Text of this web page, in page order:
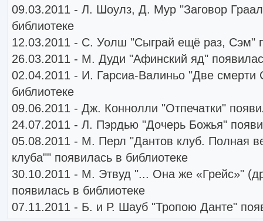
09.03.2011 - Л. Шоулз, Д. Мур "Заговор
библиотеке
12.03.2011 - С. Уолш "Сыграй ещё раз, Сэм"
26.03.2011 - М. Дуди "Афинский яд"
02.04.2011 - И. Гарсиа-Валиньо "Две смерти
библиотеке
09.06.2011 - Дж. Коннолли "Отпечатки"
24.07.2011 - Л. Пэрдью "Дочерь Божья"
05.08.2011 - М. Перл "Дантов клуб. Полная
клуба"" появилась в библиотеке
30.10.2011 - М. Этвуд "... Она же «Грейс»"
появилась в библиотеке
07.11.2011 - Б. и Р. Шауб "Тропою Данте"